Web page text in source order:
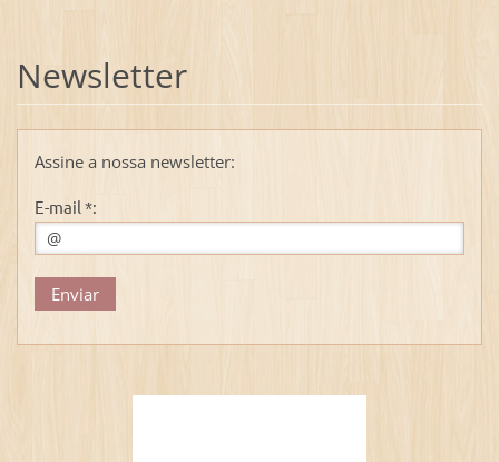
Newsletter
Assine a nossa newsletter:
E-mail *: